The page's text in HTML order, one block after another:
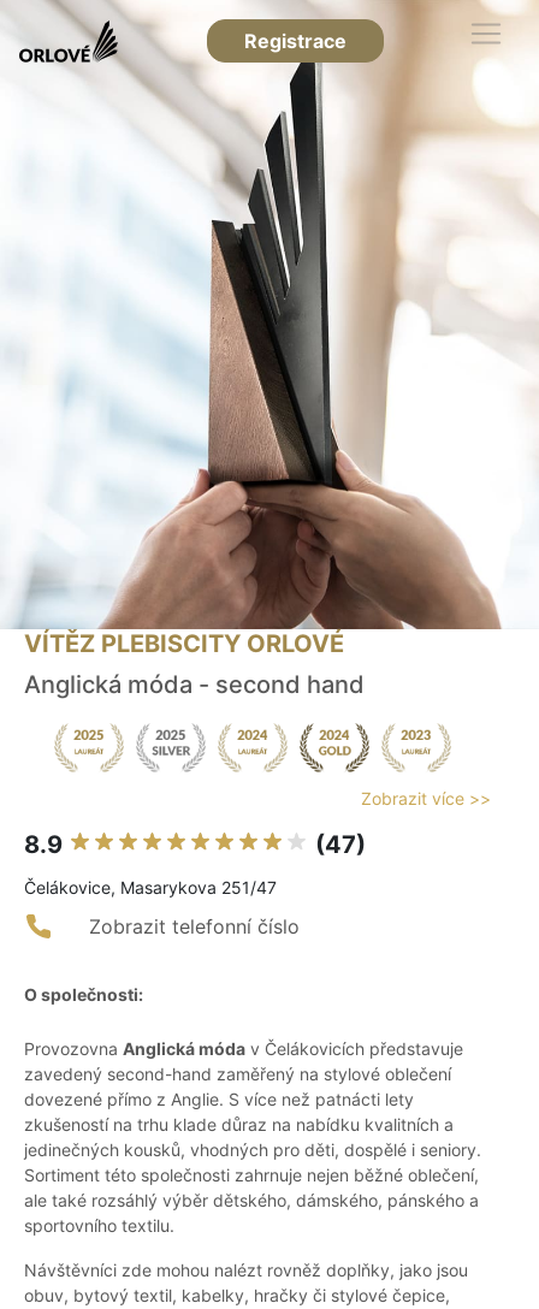
Registrace
VÍTĚZ PLEBISCITY ORLOVÉ
Anglická móda - second hand
Zobrazit více >>
8.9 (47)
Čelákovice, Masarykova 251/47
Zobrazit telefonní číslo
O společnosti:
Provozovna Anglická móda v Čelákovicích představuje
zavedený second-hand zaměřený na stylové oblečení
dovezené přímo z Anglie. S více než patnácti lety
zkušeností na trhu klade důraz na nabídku kvalitních a
jedinečných kousků, vhodných pro děti, dospělé i seniory.
Sortiment této společnosti zahrnuje nejen běžné oblečení,
ale také rozsáhlý výběr dětského, dámského, pánského a
sportovního textilu.
Návštěvníci zde mohou nalézt rovněž doplňky, jako jsou
obuv, bytový textil, kabelky, hračky či stylové čepice,